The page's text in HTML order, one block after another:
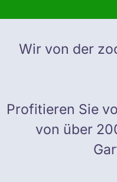
Wir von der
Profitieren Sie
von über